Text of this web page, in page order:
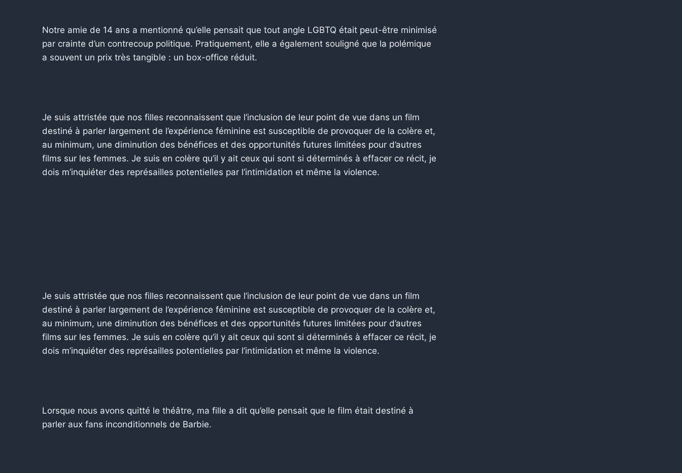
Notre amie de 14 ans a mentionné qu’elle pensait que tout angle LGBTQ était peut-être minimisé
par crainte d’un contrecoup politique. Pratiquement, elle a également souligné que la polémique
a souvent un prix très tangible : un box-office réduit.
Je suis attristée que nos filles reconnaissent que l’inclusion de leur point de vue dans un film
destiné à parler largement de l’expérience féminine est susceptible de provoquer de la colère et,
au minimum, une diminution des bénéfices et des opportunités futures limitées pour d’autres
films sur les femmes. Je suis en colère qu’il y ait ceux qui sont si déterminés à effacer ce récit, je
dois m’inquiéter des représailles potentielles par l’intimidation et même la violence.
Je suis attristée que nos filles reconnaissent que l’inclusion de leur point de vue dans un film
destiné à parler largement de l’expérience féminine est susceptible de provoquer de la colère et,
au minimum, une diminution des bénéfices et des opportunités futures limitées pour d’autres
films sur les femmes. Je suis en colère qu’il y ait ceux qui sont si déterminés à effacer ce récit, je
dois m’inquiéter des représailles potentielles par l’intimidation et même la violence.
Lorsque nous avons quitté le théâtre, ma fille a dit qu’elle pensait que le film était destiné à
parler aux fans inconditionnels de Barbie.